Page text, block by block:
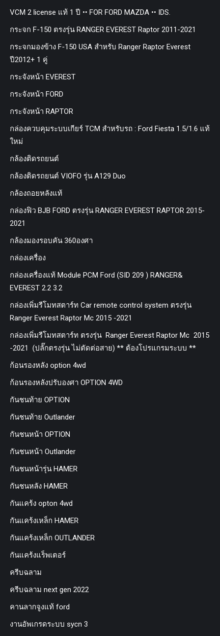
VCM 2 license แท้ 1 ปี •• FOR FORD MAZDA •• IDS.
กระจก F-150 ตรงรุ่น RANGER EVEREST Raptor 2011-2021
กระจกมองข้าง F-150 USA สำหรับ Ranger Raptor Everest
ปี2012+ 1 คู่
กระจังหน้า EVEREST
กระจังหน้า FORD
กระจังหน้า RAPTOR
กล่องควบคุมระบบเกียร์ TCM สำหรับรถ : Ford Fiesta 1.5/1.6 แท้
ใหม่
กล้องติดรถยนต์
กล้องติดรถยนต์ VIOFO รุ่น A129 Duo
กล้องถอยหลังแท้
กล่องฟิว BJB FORD ตรงรุ่น RANGER EVEREST RAPTOR 2015-
2021
กล้องมองรอบคัน 360องศา
กล่องเครื่อง
กล่องเครื่องแท้ Module PCM Ford (SID 209 ) RANGER&
EVEREST 2.2 3.2
กล่องเพิ่มรีโมทสตาร์ท Car remote control system ตรงรุ่น
Ranger Everest Raptor Mc 2015 -2021
กล่องเพิ่มรีโมทสตาร์ท ตรงรุ่น Ranger Everest Raptor Mc 2015
-2021 (ปลั๊กตรงรุ่น ไม่ตัดต่อสาย) ** ต้องโปรแกรมระบบ **
ก้อนรองหลัง option 4wd
ก้อนรองหลังปรับองศา OPTION 4WD
กันชนท้าย OPTION
กันชนท้าย Outlander
กันชนหน้า OPTION
กันชนหน้า Outlander
กันชนหน้ารุ่น HAMER
กันชนหลัง HAMER
กันแคร้ง opton 4wd
กันแคร้งเหล็ก HAMER
กันแคร้งเหล็ก OUTLANDER
กันแคร้งแร็พเตอร์
ครีบฉลาม
ครีบฉลาม next gen 2022
คานลากจูงแท้ ford
งานอัพเกรดระบบ sycn 3